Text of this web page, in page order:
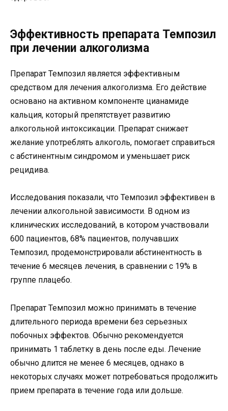
Эффективность препарата Темпозил
при лечении алкоголизма
Препарат Темпозил является эффективным
средством для лечения алкоголизма. Его действие
основано на активном компоненте цианамиде
кальция, который препятствует развитию
алкогольной интоксикации. Препарат снижает
желание употреблять алкоголь, помогает справиться
с абстинентным синдромом и уменьшает риск
рецидива.
Исследования показали, что Темпозил эффективен в
лечении алкогольной зависимости. В одном из
клинических исследований, в котором участвовали
600 пациентов, 68% пациентов, получавших
Темпозил, продемонстрировали абстинентность в
течение 6 месяцев лечения, в сравнении с 19% в
группе плацебо.
Препарат Темпозил можно принимать в течение
длительного периода времени без серьезных
побочных эффектов. Обычно рекомендуется
принимать 1 таблетку в день после еды. Лечение
обычно длится не менее 6 месяцев, однако в
некоторых случаях может потребоваться продолжить
прием препарата в течение года или дольше.